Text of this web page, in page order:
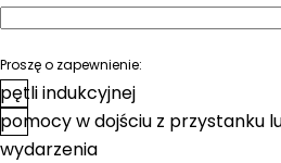
Proszę o zapewnienie:
pętli indukcyjnej
pomocy w dojściu z przystanku
wydarzenia